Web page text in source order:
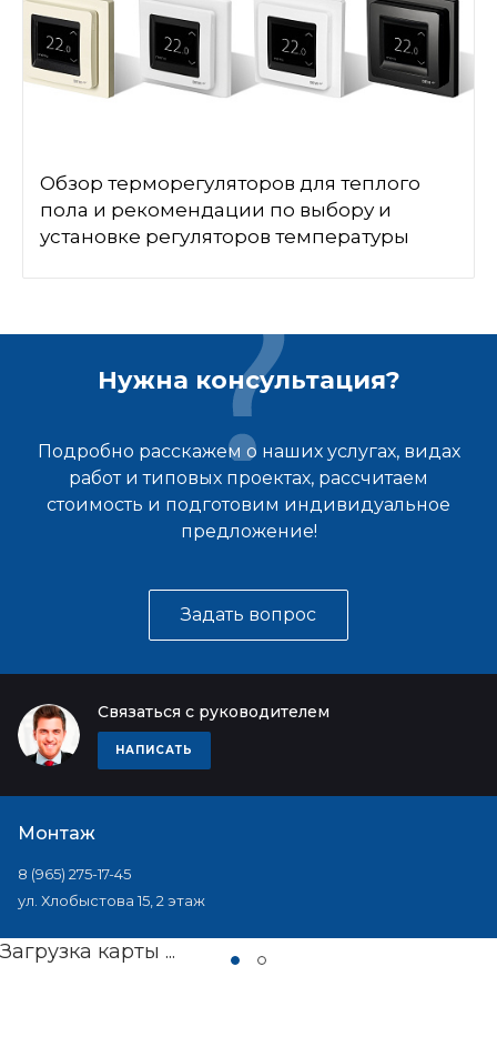
Обзор терморегуляторов для теплого
пола и рекомендации по выбору и
установке регуляторов температуры
Нужна консультация?
Подробно расскажем о наших услугах, видах
работ и типовых проектах, рассчитаем
стоимость и подготовим индивидуальное
предложение!
Задать вопрос
Связаться с руководителем
НАПИСАТЬ
Монтаж
8 (965) 275-17-45
ул. Хлобыстова 15, 2 этаж
Загрузка карты ...